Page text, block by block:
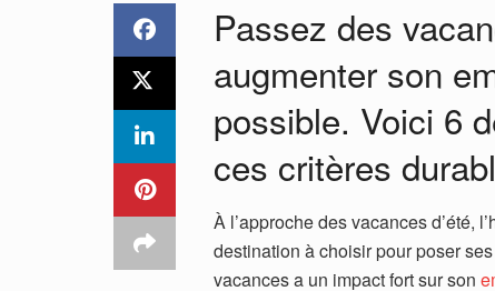
Passez des
augmenter son
possible. Voici 6
ces critères
À l’approche des vacances d’été,
destination à choisir pour poser
vacances a un impact fort sur son